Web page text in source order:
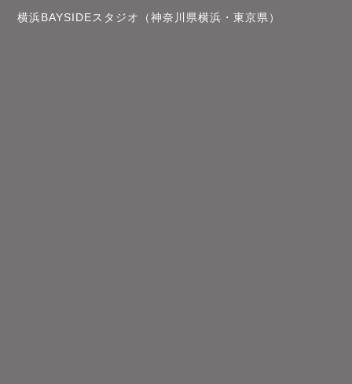
横浜BAYSIDEスタジオ（神奈川県横浜・東京県）